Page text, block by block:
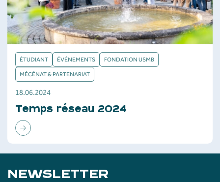
ÉTUDIANT ÉVÉNEMENTS FONDATION USMB
MÉCÉNAT & PARTENARIAT
18.06.2024
Temps réseau 2024
NEWSLETTER